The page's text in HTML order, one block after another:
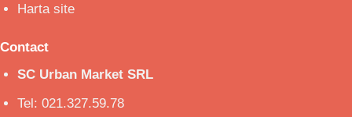
Harta site
Contact
SC Urban Market SRL
Tel: 021.327.59.78